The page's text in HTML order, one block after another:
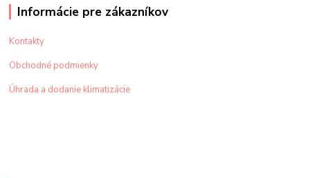
Informácie pre zákazníkov
Kontakty
Obchodné podmienky
Úhrada a dodanie klimatizácie